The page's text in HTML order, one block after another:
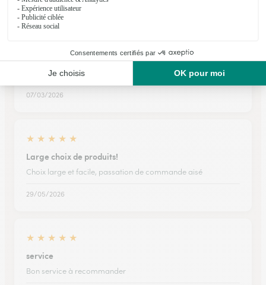
★ ★ ★ ★
Au top Je recommande mille fois Les fleurs superbes Et le
livreur au top
07/03/2026
★ ★ ★ ★ ★
Large choix de produits!
Choix large et facile, passation de commande aisé
29/05/2026
★ ★ ★ ★ ★
service
Bon service à recommander